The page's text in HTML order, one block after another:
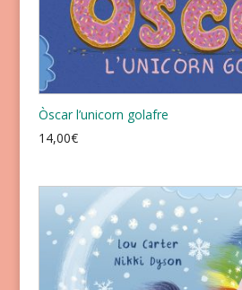
Òscar l’unicorn golafre
14,00€